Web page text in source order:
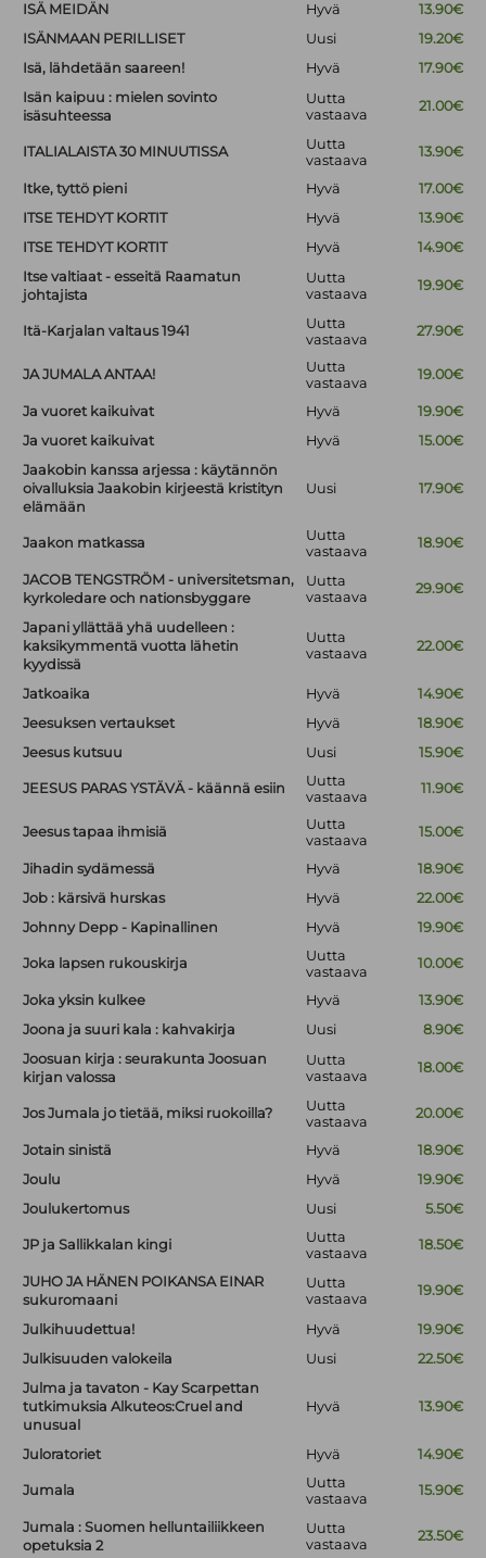
ISÄ MEIDÄN Hyvä
13.90€
ISÄNMAAN PERILLISET
Uusi
19.20€
Isä, lähdetään saareen!
Hyvä
17.90€
Isän kaipuu : mielen sovinto
isäsuhteessa
Uutta
vastaava
21.00€
ITALIALAISTA 30 MINUUTISSA
Uutta
vastaava
13.90€
Itke, tyttö pieni Hyvä
17.00€
ITSE TEHDYT KORTIT
Hyvä
13.90€
ITSE TEHDYT KORTIT
Hyvä
14.90€
Itse valtiaat - esseitä Raamatun
johtajista
Uutta
vastaava
19.90€
Itä-Karjalan valtaus 1941
Uutta
vastaava
27.90€
JA JUMALA ANTAA!
Uutta
vastaava
19.00€
Ja vuoret kaikuivat Hyvä
19.90€
Ja vuoret kaikuivat
Hyvä
15.00€
Jaakobin kanssa arjessa : käytännön
oivalluksia Jaakobin kirjeestä kristityn
elämään
Uusi 17.90€
Jaakon matkassa
Uutta
vastaava
18.90€
JACOB TENGSTRÖM - universitetsman,
kyrkoledare och nationsbyggare
Uutta
vastaava
29.90€
Japani yllättää yhä uudelleen :
kaksikymmentä vuotta lähetin
kyydissä
Uutta
vastaava
22.00€
Jatkoaika Hyvä
14.90€
Jeesuksen vertaukset
Hyvä
18.90€
Jeesus kutsuu
Uusi 15.90€
JEESUS PARAS YSTÄVÄ - käännä esiin
Uutta
vastaava
11.90€
Jeesus tapaa ihmisiä
Uutta
vastaava
15.00€
Jihadin sydämessä Hyvä
18.90€
Job : kärsivä hurskas
Hyvä
22.00€
Johnny Depp - Kapinallinen
Hyvä 19.90€
Joka lapsen rukouskirja
Uutta
vastaava
10.00€
Joka yksin kulkee Hyvä
13.90€
Joona ja suuri kala : kahvakirja
Uusi
8.90€
Joosuan kirja : seurakunta Joosuan
kirjan valossa
Uutta
vastaava
18.00€
Jos Jumala jo tietää, miksi ruokoilla?
Uutta
vastaava
20.00€
Jotain sinistä Hyvä
18.90€
Joulu
Hyvä
19.90€
Joulukertomus
Uusi 5.50€
JP ja Sallikkalan kingi
Uutta
vastaava
18.50€
JUHO JA HÄNEN POIKANSA EINAR
sukuromaani
Uutta
vastaava
19.90€
Julkihuudettua! Hyvä
19.90€
Julkisuuden valokeila
Uusi
22.50€
Julma ja tavaton - Kay Scarpettan
tutkimuksia Alkuteos:Cruel and
unusual
Hyvä 13.90€
Juloratoriet Hyvä 14.90€
Jumala
Uutta
vastaava
15.90€
Jumala : Suomen helluntailiikkeen
opetuksia 2
Uutta
vastaava
23.50€